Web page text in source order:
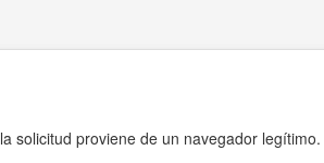
solicitud proviene de un navegador legítimo.